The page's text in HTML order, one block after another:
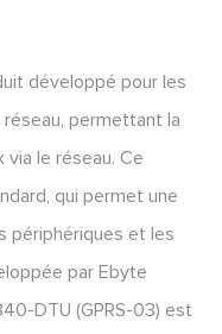
développé pour les
permettant la
le réseau. Ce
qui permet une
périphériques et les
par Ebyte
DTU (GPRS-03) est